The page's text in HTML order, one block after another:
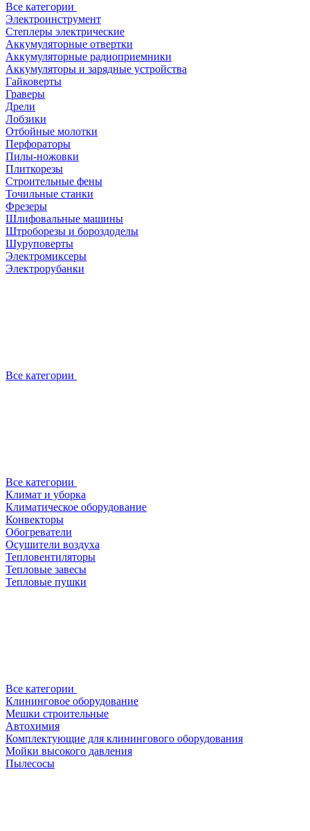
Все категории
Электроинструмент
Степлеры электрические
Аккумуляторные отвертки
Аккумуляторные радиоприемники
Аккумуляторы и зарядные устройства
Гайковерты
Граверы
Дрели
Лобзики
Отбойные молотки
Перфораторы
Пилы-ножовки
Плиткорезы
Строительные фены
Точильные станки
Фрезеры
Шлифовальные машины
Штроборезы и бороздоделы
Шуруповерты
Электромиксеры
Электрорубанки
Все категории
Все категории
Климат и уборка
Климатическое оборудование
Конвекторы
Обогреватели
Осушители воздуха
Тепловентиляторы
Тепловые завесы
Тепловые пушки
Все категории
Клининговое оборудование
Мешки строительные
Автохимия
Комплектующие для клинингового оборудования
Мойки высокого давления
Пылесосы